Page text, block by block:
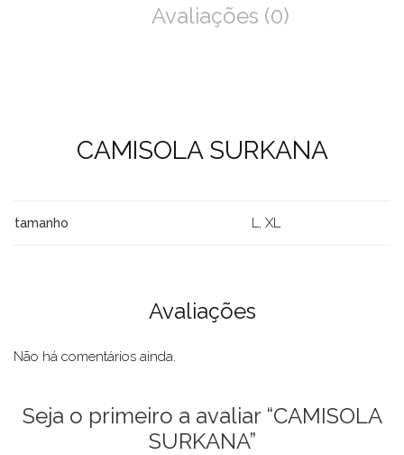
Avaliações (0)
CAMISOLA SURKANA
tamanho L, XL
Avaliações
Não há comentários ainda.
Seja o primeiro a avaliar “CAMISOLA
SURKANA”